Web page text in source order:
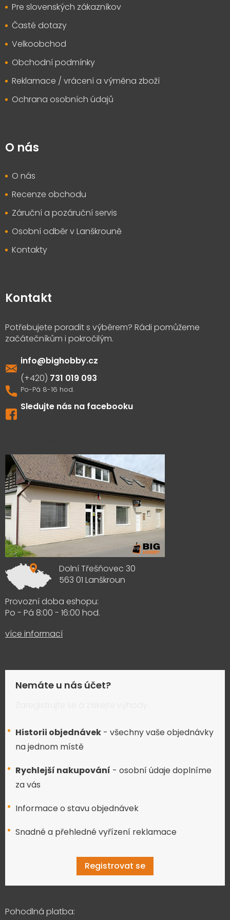
Pre slovenských zákazníkov
Časté dotazy
Velkoobchod
Obchodní podmínky
Reklamace / vrácení a výměna zboží
Ochrana osobních údajů
O nás
O nás
Recenze obchodu
Záruční a pozáruční servis
Osobní odběr v Lanškrouně
Kontakty
Kontakt
info@bighobby.cz
731 019 093
Sledujte nás na facebooku
Dolní Třešňovec 30
563 01 Lanškroun
Provozní doba eshopu:
Po - Pá 8:00 - 16:00 hod.
více informací
Nemáte u nás účet?
Historii objednávek - všechny vaše objednávky
na jednom místě
Rychlejší nakupování - osobní údaje doplníme
za vás
Informace o stavu objednávek
Snadné a přehledné vyřízení reklamace
Registrovat se
Pohodlná platba: